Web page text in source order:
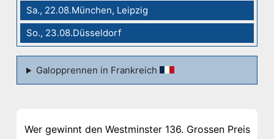
Sa., 22.08.München, Leipzig
So., 23.08.Düsseldorf
Galopprennen in Frankreich
Wer gewinnt den Westminster 136. Grossen Preis